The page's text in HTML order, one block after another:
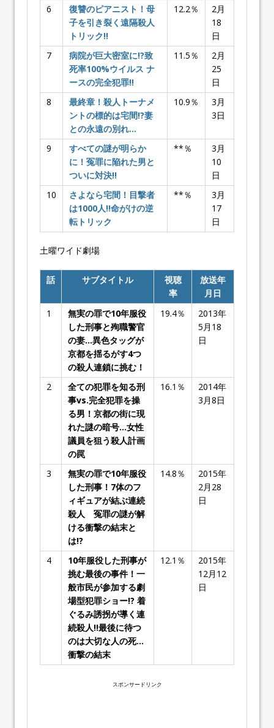
6
復讐のピアニスト！母
子を引き裂く遠隔殺人
トリック!!
12.2％
2月
18
日
7
病院が巨大密室に!?致
死率100%ウイルス ナ
ースの完全犯罪!!
11.5％
2月
25
日
8
最終章！殺人トーナメ
ントの標的は宅間!?妻
との永遠の別れ…
10.9％
3月
3日
9
すべての謎が明らか
に！冤罪に陥れた男と
ついに対決!!
**％
3月
10
日
10
さよなら宅間！目撃者
は1000人!!命がけの逆
転トリック
**％
3月
17
日
土曜ワイド劇場
話 サブタイトル
視聴
率
放送年
月日
1
無実の罪で10年服役
した刑事と殉職警官
の妻…異色タッグが
京都を揺るがす4つ
の殺人連鎖に挑む！
19.4％
2013年
5月18
日
2
全ての犯罪を知る刑
事vs.完全犯罪を操
る男！京都の街に現
れた謎の暗号…女性
議員を狙う殺人計画
の罠
16.1％
2014年
3月8日
3
無実の罪で10年服役
した刑事！7体のフ
ィギュアが結ぶ連続
殺人 冤罪の謎が解
ける衝撃の結末と
は!?
14.8％
2015年
2月28
日
4
10年服役した刑事が
挑む最後の事件！一
般市民が参加する劇
場型犯罪ショー!? 着
ぐるみ誘拐が導く連
続殺人!!最後に待つ
のは大切な人の死…
衝撃の結末
12.1％
2015年
12月12
日
スポンサードリンク